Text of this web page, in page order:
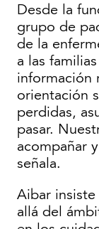
Desde la
grupo de
de la
a las
información
orientación
perdidas,
pasar.
acompañar
señala.
Aibar
allá del